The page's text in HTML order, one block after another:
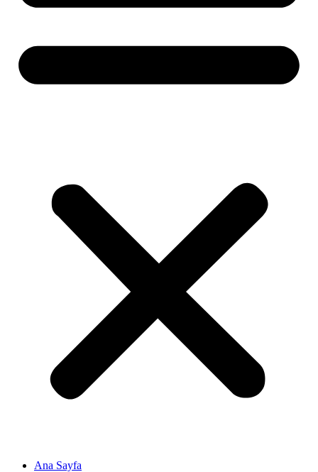
Ana Sayfa